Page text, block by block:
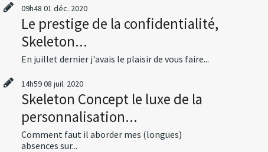
09h48 01 déc. 2020
Le prestige de la confidentialité,
Skeleton...
En juillet dernier j'avais le plaisir de vous faire...
14h5908 juil. 2020
Skeleton Concept le luxe de la
personnalisation...
Comment faut il aborder mes (longues)
absences sur...